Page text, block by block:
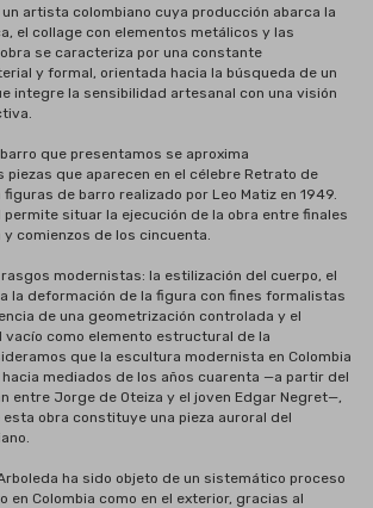
artista colombiano cuya producción abarca la
el collage con elementos metálicos y las
se caracteriza por una constante
y formal, orientada hacia la búsqueda de un
integre la sensibilidad artesanal con una visión
que presentamos se aproxima
que aparecen en el célebre Retrato de
de barro realizado por Leo Matiz en 1949.
permite situar la ejecución de la obra entre finales
comienzos de los cincuenta.
modernistas: la estilización del cuerpo, el
la deformación de la figura con fines formalistas
de una geometrización controlada y el
vacío como elemento estructural de la
que la escultura modernista en Colombia
mediados de los años cuarenta —a partir del
entre Jorge de Oteiza y el joven Edgar Negret—,
obra constituye una pieza auroral del
ha sido objeto de un sistemático proceso
en Colombia como en el exterior, gracias al